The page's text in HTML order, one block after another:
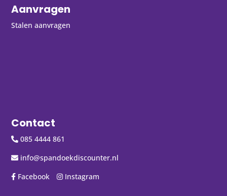
Aanvragen
Stalen aanvragen
Contact
085 4444 861
info@spandoekdiscounter.nl
Facebook
Instagram